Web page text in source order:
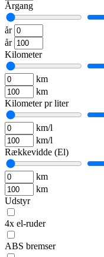
Årgang
år
år
Kilometer
km
km
Kilometer pr liter
km/l
km/l
Rækkevidde (El)
km
km
Udstyr
4x el-ruder
ABS bremser